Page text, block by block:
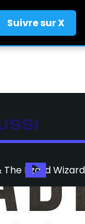
Suivre sur X